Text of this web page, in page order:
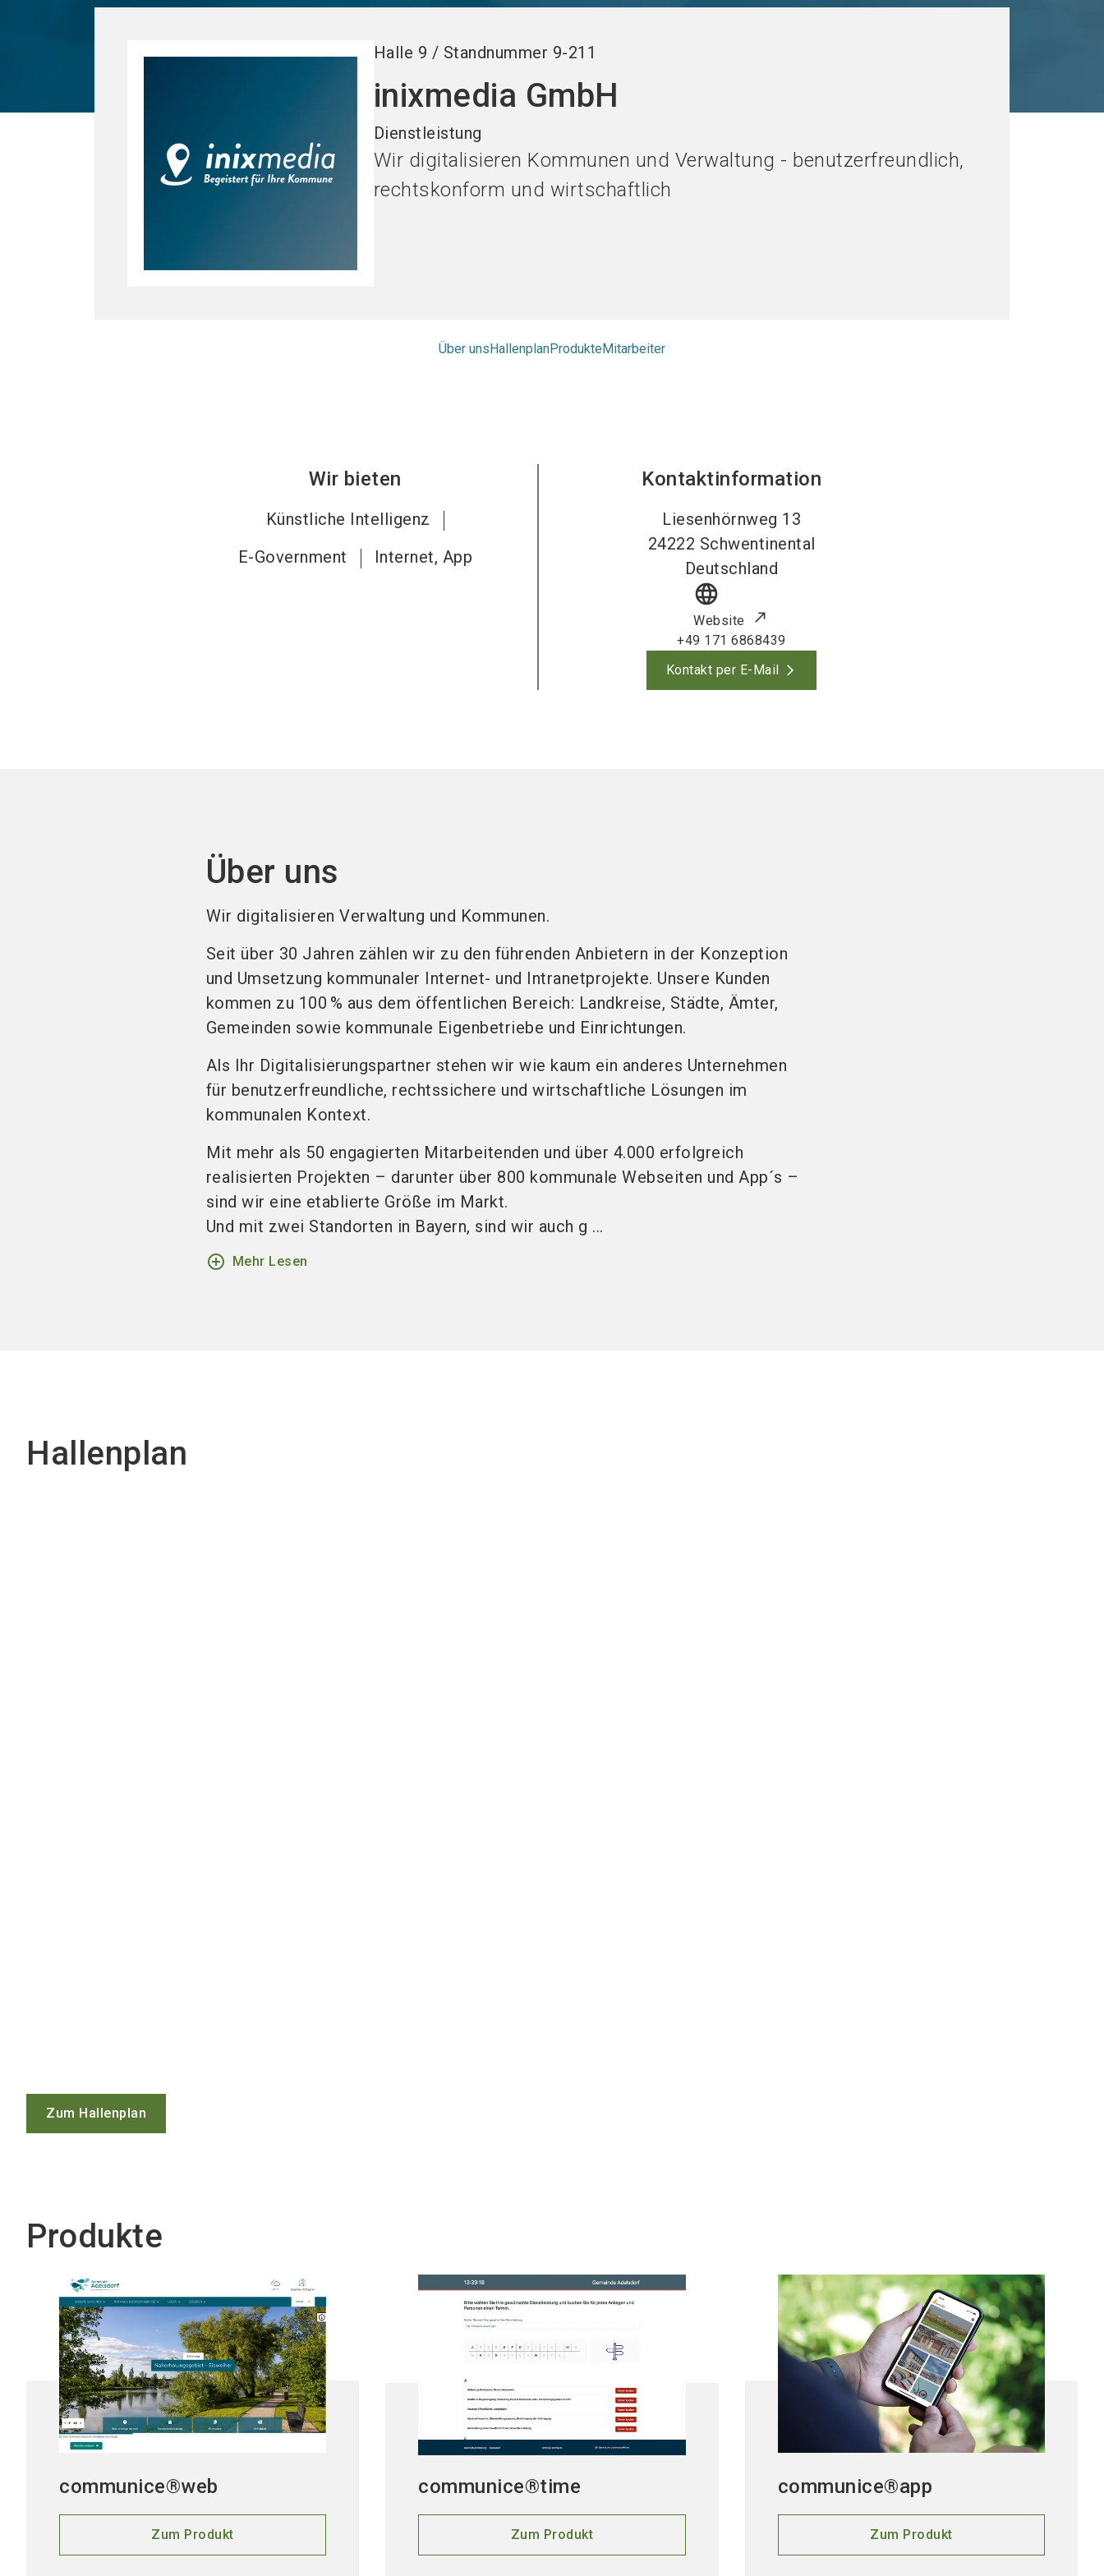
Halle 9 / Standnummer 9-211
inixmedia GmbH
Dienstleistung
Wir digitalisieren Kommunen und Verwaltung - benutzerfreundlich,
rechtskonform und wirtschaftlich
Über unsHallenplanProdukteMitarbeiter
Wir bieten
Künstliche Intelligenz
E-Government
Internet, App
Kontaktinformation
Liesenhörnweg 13
24222 Schwentinental
Deutschland
language
Website
+49 171 6868439
Kontakt per E-Mail
Über uns
Wir digitalisieren Verwaltung und Kommunen.
Seit über 30 Jahren zählen wir zu den führenden Anbietern in der Konzeption
und Umsetzung kommunaler Internet- und Intranetprojekte. Unsere Kunden
kommen zu 100 % aus dem öffentlichen Bereich: Landkreise, Städte, Ämter,
Gemeinden sowie kommunale Eigenbetriebe und Einrichtungen.
Als Ihr Digitalisierungspartner stehen wir wie kaum ein anderes Unternehmen
für benutzerfreundliche, rechtssichere und wirtschaftliche Lösungen im
kommunalen Kontext.
Mit mehr als 50 engagierten Mitarbeitenden und über 4.000 erfolgreich
realisierten Projekten – darunter über 800 kommunale Webseiten und App´s –
sind wir eine etablierte Größe im Markt.
Und mit zwei Standorten in Bayern, sind wir auch g ...
add_circle_outline Mehr Lesen
Hallenplan
Zum Hallenplan
Produkte
communice®web
Zum Produkt
communice®time
Zum Produkt
communice®app
Zum Produkt